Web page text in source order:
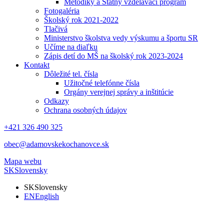
Metodiky a Štátny vzdelávací program
Fotogaléria
Školský rok 2021-2022
Tlačivá
Ministerstvo školstva vedy výskumu a športu SR
Učíme na diaľku
Zápis detí do MŠ na školský rok 2023-2024
Kontakt
Dôležité tel. čísla
Užitočné telefónne čísla
Orgány verejnej správy a inštitúcie
Odkazy
Ochrana osobných údajov
+421 326 490 325
obec@adamovskekochanovce.sk
Mapa webu
SKSlovensky
SKSlovensky
ENEnglish